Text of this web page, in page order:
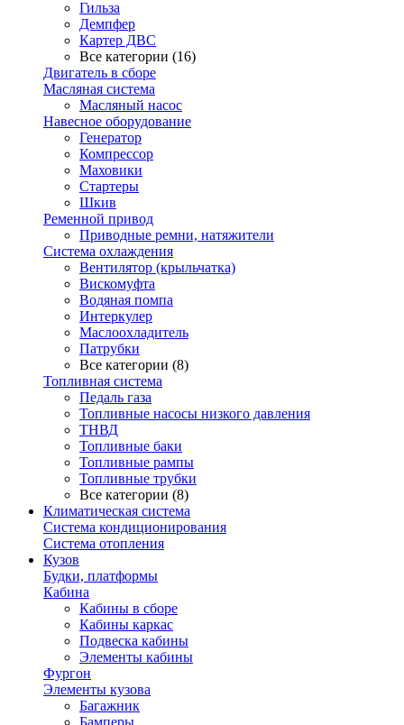
Гильза
Демпфер
Картер ДВС
Все категории (16)
Двигатель в сборе
Масляная система
Масляный насос
Навесное оборудование
Генератор
Компрессор
Маховики
Стартеры
Шкив
Ременной привод
Приводные ремни, натяжители
Система охлаждения
Вентилятор (крыльчатка)
Вискомуфта
Водяная помпа
Интеркулер
Маслоохладитель
Патрубки
Все категории (8)
Топливная система
Педаль газа
Топливные насосы низкого давления
ТНВД
Топливные баки
Топливные рампы
Топливные трубки
Все категории (8)
Климатическая система
Система кондиционирования
Система отопления
Кузов
Будки, платформы
Кабина
Кабины в сборе
Кабины каркас
Подвеска кабины
Элементы кабины
Фургон
Элементы кузова
Багажник
Бамперы